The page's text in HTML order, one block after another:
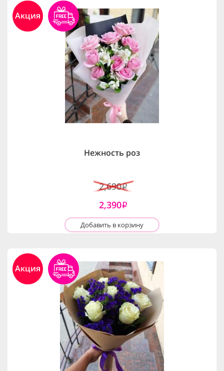
Акция
Нежность роз
2,690i
2,390i
Добавить в корзину
Акция